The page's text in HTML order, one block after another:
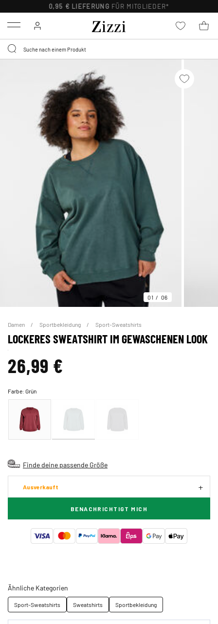
0,95 € LIEFERUNG FÜR MITGLIEDER*
Menu
01 06
Damen Sportbekleidung Sport-Sweatshirts
LOCKERES SWEATSHIRT IM GEWASCHENEN LOOK
26,99 €
Farbe:Grün
Finde deine passende Größe
Ausverkauft
BENACHRICHTIGT MICH
Ähnliche Kategorien
Sport-Sweatshirts Sweatshirts Sportbekleidung